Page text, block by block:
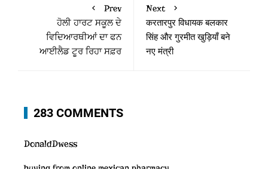
Prev
ਹੋਲੀ ਹਾਰਟ ਸਕੂਲ ਦੇ
ਵਿਦਿਆਰਥੀਆਂ ਦਾ ਫਨ
ਆਈਲੈਡ ਟੂਰ ਰਿਹਾ ਸਫ਼ਰ
Next
करतारपुर विधायक बलकार
सिंह और गुरमीत खुड़ियाँ बने
नए मंत्री
283 COMMENTS
DonaldDwess